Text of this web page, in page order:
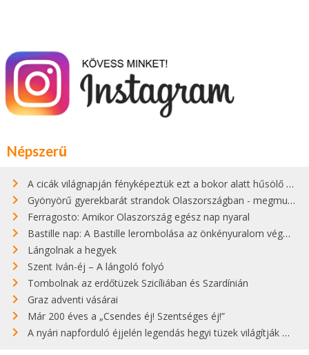
Népszerű
A cicák világnapján fényképeztük ezt a bokor alatt hűsölő cicát Kisorosziban
Gyönyörű gyerekbarát strandok Olaszországban - megmutatjuk a 15 legjobbat
Ferragosto: Amikor Olaszország egész nap nyaral
Bastille nap: A Bastille lerombolása az önkényuralom végét jelentette
Lángolnak a hegyek
Szent Iván-éj – A lángoló folyó
Tombolnak az erdőtüzek Szicíliában és Szardínián
Graz adventi vásárai
Már 200 éves a „Csendes éj! Szentséges éj!”
A nyári napforduló éjjelén legendás hegyi tüzek világítják meg Zugspitzét